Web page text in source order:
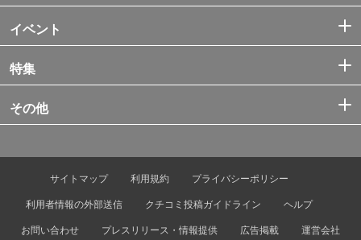
イベント
特集
その他
サイトマップ 利用規約
プライバシーポリシー
利用者情報の外部送信
クチコミ投稿ガイドライン
ヘルプ
お問い合わせ
プレスリリース・情報提供 広告掲載 運営会社